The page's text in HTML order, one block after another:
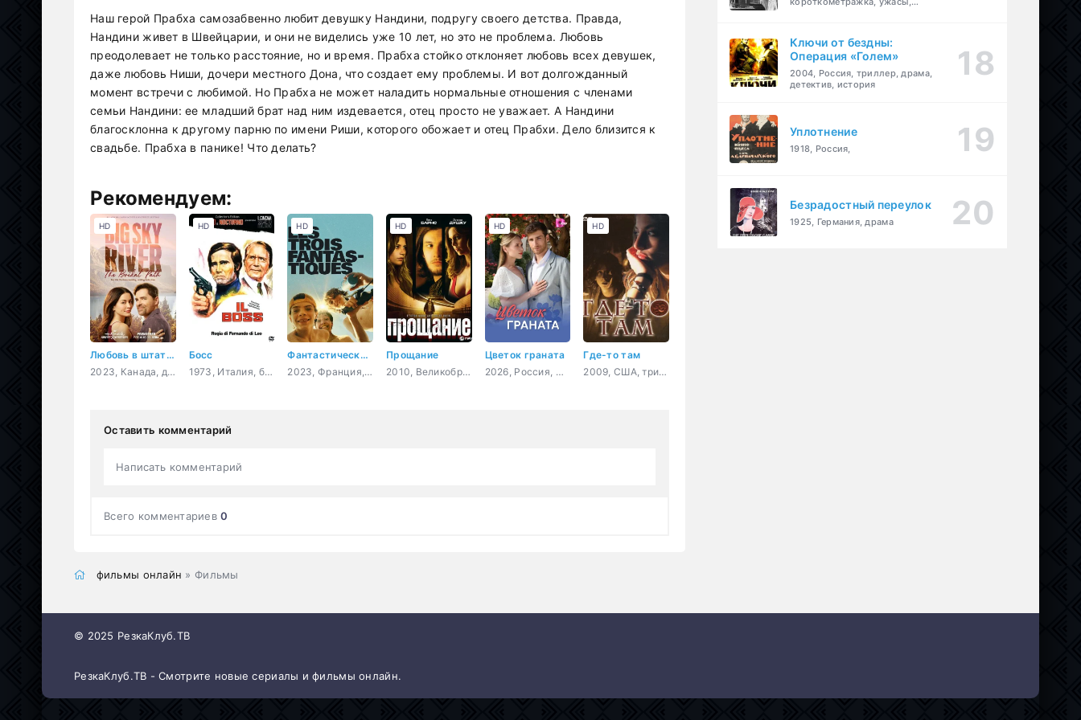
Наш герой Прабха самозабвенно любит девушку Нандини, подругу своего детства. Правда,
Нандини живет в Швейцарии, и они не виделись уже 10 лет, но это не проблема. Любовь
преодолевает не только расстояние, но и время. Прабха стойко отклоняет любовь всех девушек,
даже любовь Ниши, дочери местного Дона, что создает ему проблемы. И вот долгожданный
момент встречи с любимой. Но Прабха не может наладить нормальные отношения с членами
семьи Нандини: ее младший брат над ним издевается, отец просто не уважает. А Нандини
благосклонна к другому парню по имени Риши, которого обожает и отец Прабхи. Дело близится к
свадьбе. Прабха в панике! Что делать?
Рекомендуем:
Любовь в штате бескрайнего неба: свадебный путь
2023, Канада, драма, мелодрама
HD
Босс
1973, Италия, боевик, триллер, криминал
HD
Фантастическая тройка
2023, Франция, драма
HD
Прощание
2010, Великобритания, триллер, драма
HD
Цветок граната
2026, Россия, мелодрама
HD
Где-то там
2009, США, триллер, драма, криминал, детектив
HD
Оставить комментарий
Написать комментарий
Всего комментариев0
фильмы онлайн » Фильмы
Ключи от бездны:
Операция «Голем»
2004, Россия, триллер, драма,
детектив, история
Уплотнение
1918, Россия,
Безрадостный переулок
1925, Германия, драма
© 2025 РезкаКлуб.ТВ
РезкаКлуб.ТВ - Смотрите новые сериалы и фильмы онлайн.